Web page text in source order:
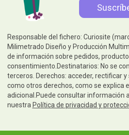
Responsable del fichero: Curiosite
Milimetrado Diseño y Producción
de información sobre pedidos,
consentimiento.Destinatarios: No se
terceros. Derechos: acceder, rectificar
como otros derechos, como se explica
adicional.Puede consultar información
nuestra Política de privacidad y